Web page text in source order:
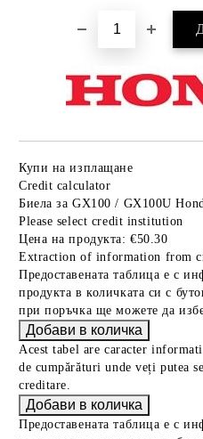
Купи на изплащане
Credit calculator
Биела за GX100 / GX100U
Please select credit institution
Цена на продукта: €50.30
Extraction of information from
Предоставената таблица е с
продукта в количката си с
при поръчка ще можете да
Acest tabel are caracter
de cumpărături unde veți putea
creditare.
Предоставената таблица е с